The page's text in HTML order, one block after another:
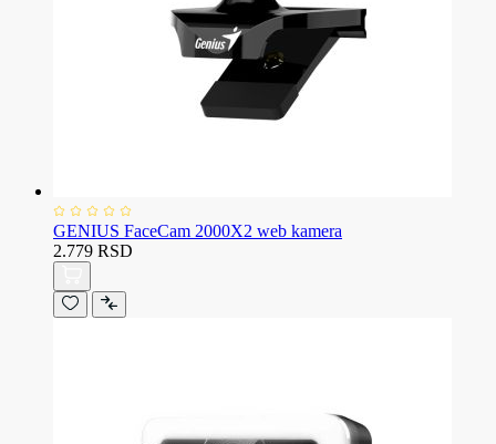
GENIUS FaceCam 2000X2 web kamera
2.779 RSD